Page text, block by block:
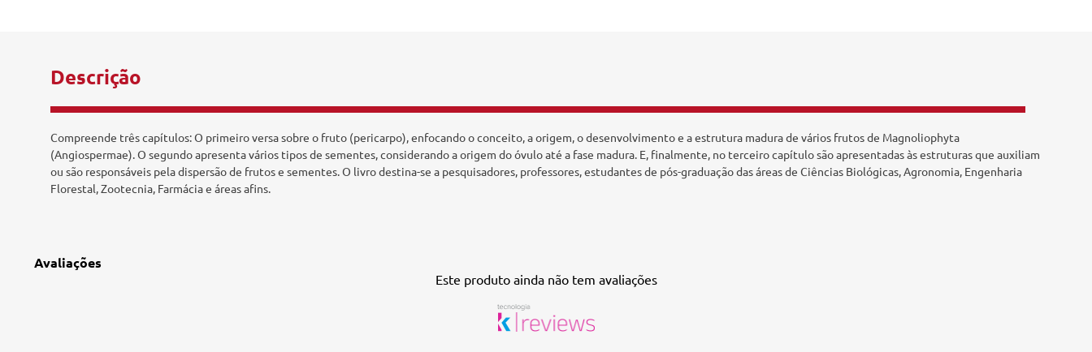
Recursos Hídricos
Tecnologia e Inovação
Descrição
Compreende três capítulos: O primeiro versa sobre o fruto (pericarpo), enfocando o conceito, a origem, o desenvolvimento e a estrutura madura de vários frutos de Magnoliophyta
(Angiospermae). O segundo apresenta vários tipos de sementes, considerando a origem do óvulo até a fase madura. E, finalmente, no terceiro capítulo são apresentadas às estruturas que auxiliam
ou são responsáveis pela dispersão de frutos e sementes. O livro destina-se a pesquisadores, professores, estudantes de pós-graduação das áreas de Ciências Biológicas, Agronomia, Engenharia
Florestal, Zootecnia, Farmácia e áreas afins.
Avaliações
Este produto ainda não tem avaliações